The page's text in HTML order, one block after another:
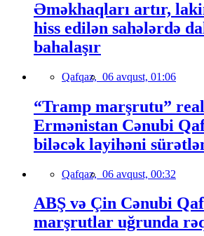
Əməkhaqları artır,
hiss edilən sahələrdə
bahalaşır
Qafqaz, 06 avqust, 01:06
“Tramp marşrutu”
Ermənistan Cənubi
biləcək layihəni
Qafqaz, 06 avqust, 00:32
ABŞ və Çin Cənubi
marşrutlar uğrunda